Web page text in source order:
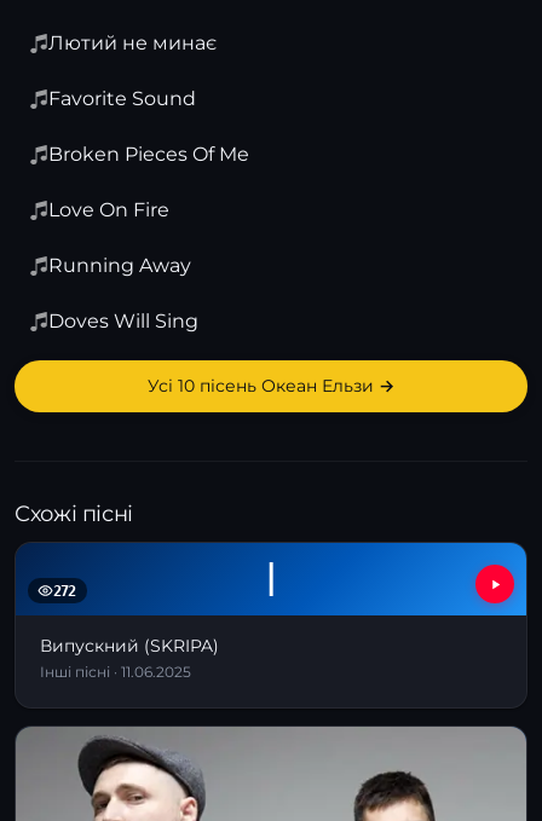
Лютий не минає
Favorite Sound
Broken Pieces Of Me
Love On Fire
Running Away
Doves Will Sing
Усі 10 пісень Океан Ельзи →
Схожі пісні
І
272
Випускний (SKRIPA)
Інші пісні · 11.06.2025